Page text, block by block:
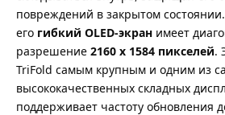
повреждений в закрытом
его гибкий OLED-экран имеет
разрешение 2160 x 1584 пикселей.
TriFold самым крупным и одним из
высококачественных складных
поддерживает частоту обновления